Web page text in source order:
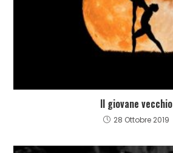
Il giovane vecchio
28 Ottobre 2019